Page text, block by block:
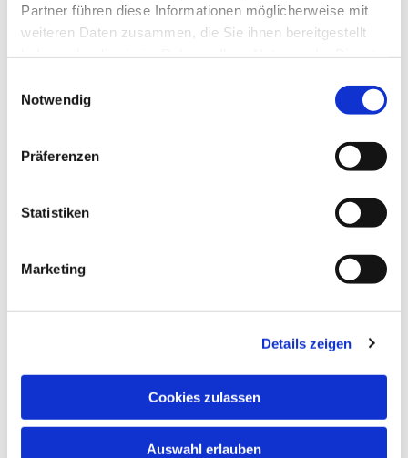
Partner führen diese Informationen möglicherweise mit
weiteren Daten zusammen, die Sie ihnen bereitgestellt
Notwendig
Präferenzen
Statistiken
Marketing
Details zeigen
Cookies zulassen
Auswahl erlauben